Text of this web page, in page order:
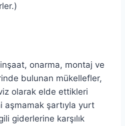
onarma, montaj ve
bulunan mükellefler,
olarak elde ettikleri
aşmamak şartıyla yurt
giderlerine karşılık